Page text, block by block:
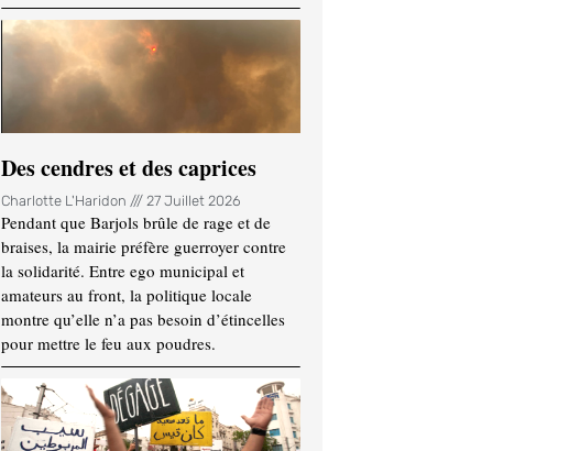
Des cendres et des caprices
Charlotte L'Haridon 27 Juillet 2026
Pendant que Barjols brûle de rage et de
braises, la mairie préfère guerroyer contre
la solidarité. Entre ego municipal et
amateurs au front, la politique locale
montre qu’elle n’a pas besoin d’étincelles
pour mettre le feu aux poudres.